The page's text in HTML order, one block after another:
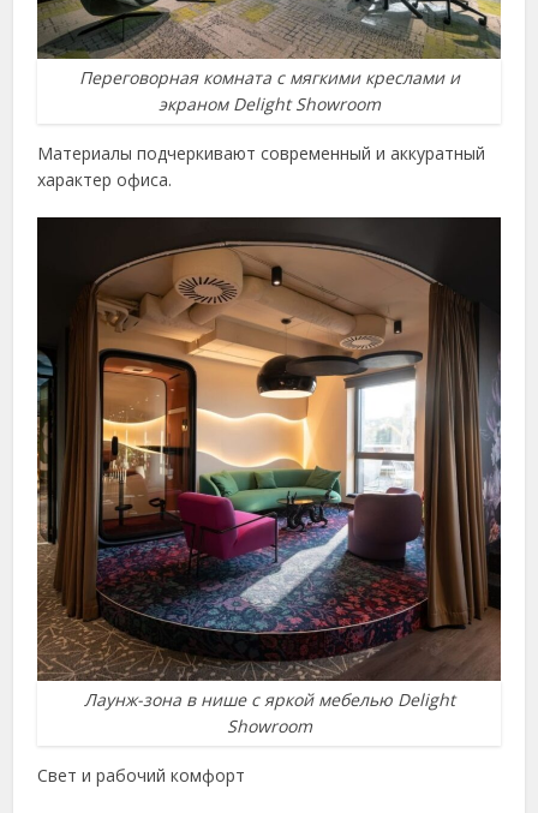
Переговорная комната с мягкими креслами и
экраном Delight Showroom
Материалы подчеркивают современный и аккуратный
характер офиса.
Лаунж-зона в нише с яркой мебелью Delight
Showroom
Свет и рабочий комфорт